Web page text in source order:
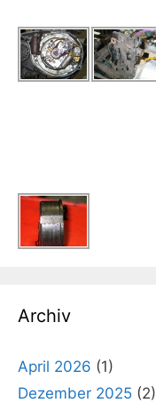
Archiv
April 2026 (1)
Dezember 2025 (2)